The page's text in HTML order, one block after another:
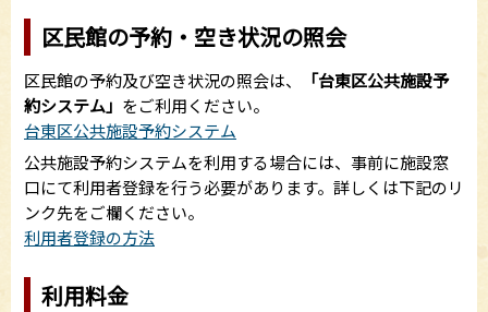
区民館の予約・空き状況の照会
区民館の予約及び空き状況の照会は、
「台東区公共施設予
約システム」 をご利用ください。
台東区公共施設予約システム
公共施設予約システムを利用する場合には、事前に施設窓
口にて利用者登録を行う必要があります。詳しくは下記のリ
ンク先をご欄ください。
利用者登録の方法
利用料金